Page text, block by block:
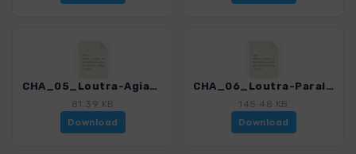
CHA_05_Loutra-Agia_Paraskevi_0274_1.gpx
81.39 KB
Download
CHA_06_Loutra-Paralia_Avlaki_0274_1.gpx
145.48 KB
Download